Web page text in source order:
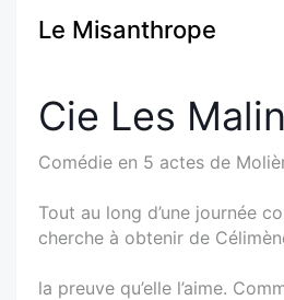
Le Misanthrope
Cie Les
Comédie en 5 actes de
Tout au long d’une journée
cherche à obtenir de
la preuve qu’elle l’aime.